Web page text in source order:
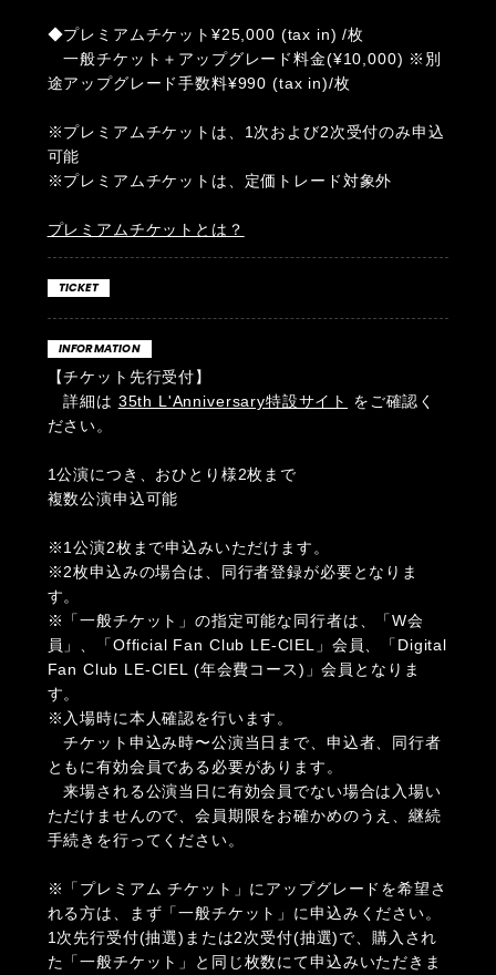
◆プレミアムチケット¥25,000 (tax in) /枚
一般チケット＋アップグレード料金(¥10,000) ※別
途アップグレード手数料¥990 (tax in)/枚
※プレミアムチケットは、1次および2次受付のみ申込
可能
※プレミアムチケットは、定価トレード対象外
プレミアムチケットとは？
TICKET
INFORMATION
【チケット先行受付】
詳細は 35th L'Anniversary特設サイト
をご確認く
ださい。
1公演につき、おひとり様2枚まで
複数公演申込可能
※1公演2枚まで申込みいただけます。
※2枚申込みの場合は、同行者登録が必要となりま
す。
※「一般チケット」の指定可能な同行者は、「W会
員」、「Official Fan Club LE-CIEL」会員、「Digital
Fan Club LE-CIEL (年会費コース)」会員となりま
す。
※入場時に本人確認を行います。
チケット申込み時〜公演当日まで、申込者、同行者
ともに有効会員である必要があります。
来場される公演当日に有効会員でない場合は入場い
ただけませんので、会員期限をお確かめのうえ、継続
手続きを行ってください。
※「プレミアム チケット」にアップグレードを希望さ
れる方は、まず「一般チケット」に申込みください。
1次先行受付(抽選)または2次受付(抽選)で、購入され
た「一般チケット」と同じ枚数にて申込みいただきま